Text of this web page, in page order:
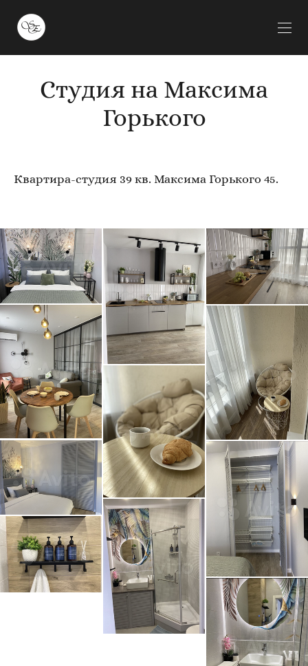
Студия на Максима
Горького
Квартира-студия 39 кв. Максима Горького 45.